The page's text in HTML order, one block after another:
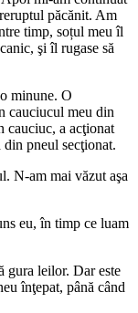
păcănit. Am
timp, soțul meu îl
şi îl rugase să
minune. O
cauciucul meu din
cauciuc, a acţionat
din pneul secţionat.
N-am mai văzut aşa
eu, în timp ce luam
gura leilor. Dar este
înţepat, până când